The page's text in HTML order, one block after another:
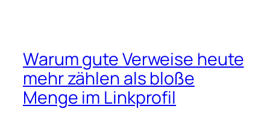
Warum gute Verweise heute
mehr zählen als bloße
Menge im Linkprofil